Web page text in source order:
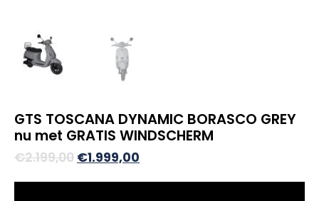
GTS TOSCANA DYNAMIC BORASCO GREY
nu met GRATIS WINDSCHERM
€2.199,00 Oorspronkelijke
€1.999,00